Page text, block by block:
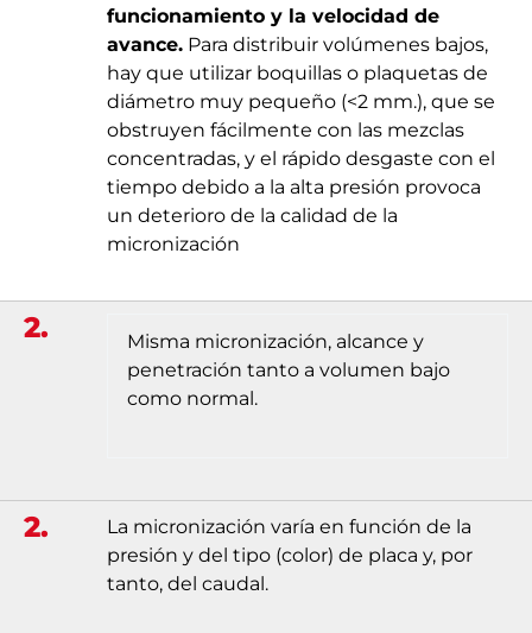
funcionamiento y la velocidad de
avance. Para distribuir volúmenes bajos,
hay que utilizar boquillas o plaquetas de
diámetro muy pequeño (<2 mm.), que se
obstruyen fácilmente con las mezclas
concentradas, y el rápido desgaste con el
tiempo debido a la alta presión provoca
un deterioro de la calidad de la
micronización
2.
Misma micronización, alcance y
penetración tanto a volumen bajo
como normal.
2.
La micronización varía en función de la
presión y del tipo (color) de placa y, por
tanto, del caudal.